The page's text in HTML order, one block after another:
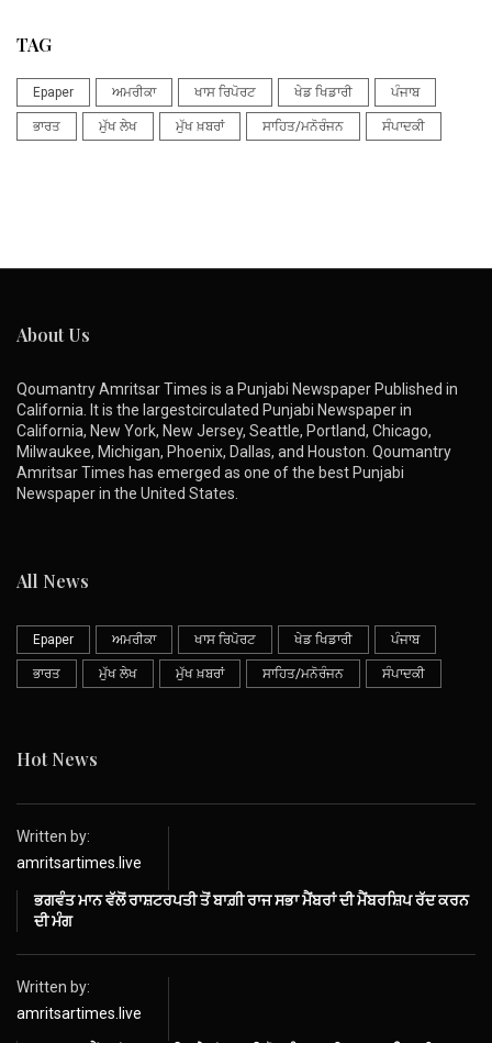
TAG
Epaper ਅਮਰੀਕਾ ਖਾਸ ਰਿਪੋਰਟ ਖੇਡ ਖਿਡਾਰੀ ਪੰਜਾਬ
ਭਾਰਤ ਮੁੱਖ ਲੇਖ ਮੁੱਖ ਖ਼ਬਰਾਂ ਸਾਹਿਤ/ਮਨੋਰੰਜਨ ਸੰਪਾਦਕੀ
About Us
Qoumantry Amritsar Times is a Punjabi Newspaper Published in
California. It is the largestcirculated Punjabi Newspaper in
California, New York, New Jersey, Seattle, Portland, Chicago,
Milwaukee, Michigan, Phoenix, Dallas, and Houston. Qoumantry
Amritsar Times has emerged as one of the best Punjabi
Newspaper in the United States.
All News
Epaper ਅਮਰੀਕਾ ਖਾਸ ਰਿਪੋਰਟ ਖੇਡ ਖਿਡਾਰੀ ਪੰਜਾਬ
ਭਾਰਤ ਮੁੱਖ ਲੇਖ ਮੁੱਖ ਖ਼ਬਰਾਂ ਸਾਹਿਤ/ਮਨੋਰੰਜਨ ਸੰਪਾਦਕੀ
Hot News
Written by:
amritsartimes.live
ਭਗਵੰਤ ਮਾਨ ਵੱਲੋਂ ਰਾਸ਼ਟਰਪਤੀ ਤੋਂ ਬਾਗ਼ੀ ਰਾਜ ਸਭਾ ਮੈਂਬਰਾਂ ਦੀ ਮੈਂਬਰਸ਼ਿਪ ਰੱਦ ਕਰਨ
ਦੀ ਮੰਗ
Written by:
amritsartimes.live